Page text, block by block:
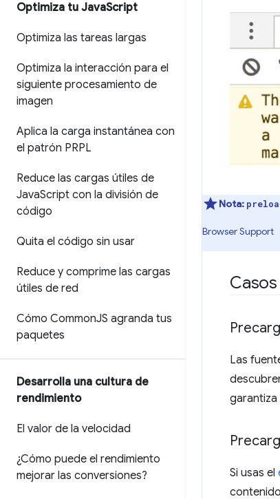
Optimiza tu JavaScript
Optimiza las tareas largas
Optimiza la interacción para el
siguiente procesamiento de
imagen
Aplica la carga instantánea con
el patrón PRPL
Reduce las cargas útiles de
JavaScript con la división de
código
Quita el código sin usar
Reduce y comprime las cargas
útiles de red
Cómo CommonJS agranda tus
paquetes
Desarrolla una cultura de
rendimiento
El valor de la velocidad
¿Cómo puede el rendimiento
mejorar las conversiones?
Nota:
Browser Support
Las
garantiza
Si usas el